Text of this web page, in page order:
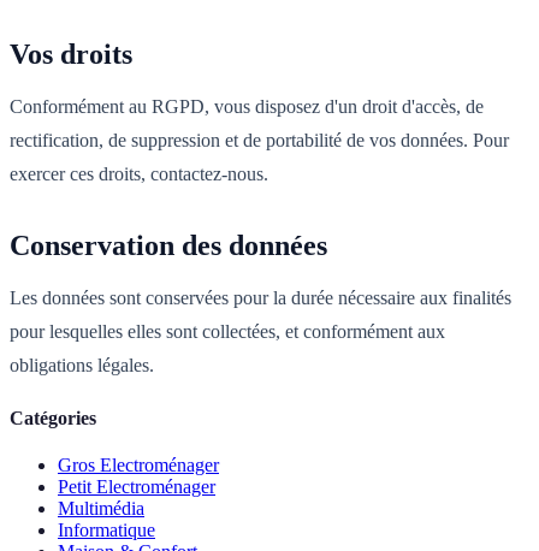
Vos droits
Conformément au RGPD, vous disposez d'un droit d'accès, de
rectification, de suppression et de portabilité de vos données. Pour
exercer ces droits, contactez-nous.
Conservation des données
Les données sont conservées pour la durée nécessaire aux finalités
pour lesquelles elles sont collectées, et conformément aux
obligations légales.
Catégories
Gros Electroménager
Petit Electroménager
Multimédia
Informatique